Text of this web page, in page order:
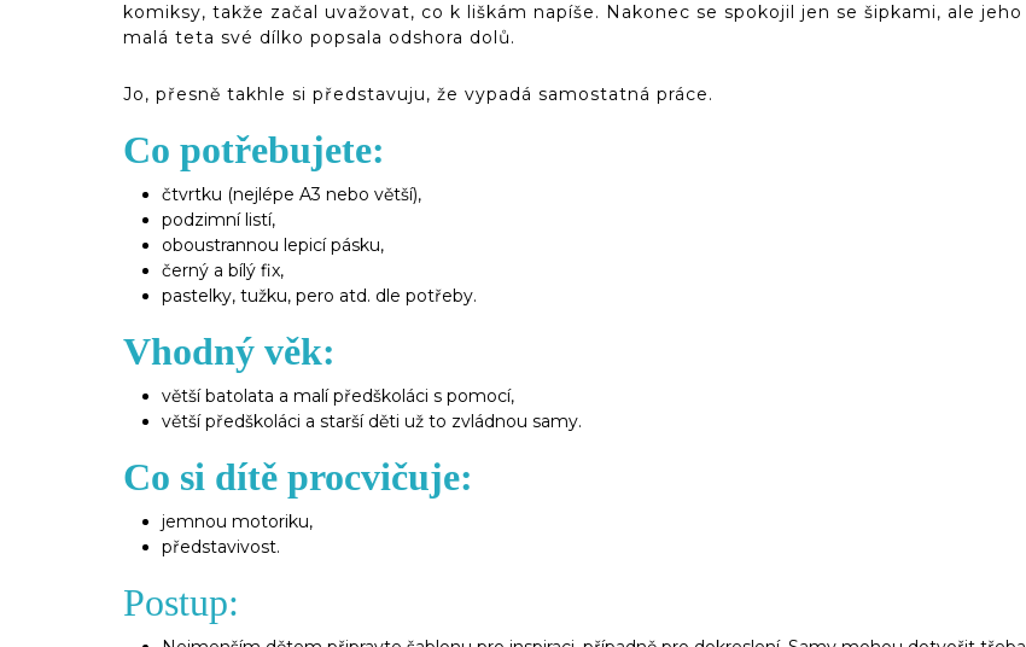
komiksy, takže začal uvažovat, co k liškám napíše. Nakonec se spokojil jen se šipkami, ale jeho
malá teta své dílko popsala odshora dolů.
Jo, přesně takhle si představuju, že vypadá samostatná práce.
Co potřebujete:
čtvrtku (nejlépe A3 nebo větší),
podzimní listí,
oboustrannou lepicí pásku,
černý a bílý fix,
pastelky, tužku, pero atd. dle potřeby.
Vhodný věk:
větší batolata a malí předškoláci s pomocí,
větší předškoláci a starší děti už to zvládnou samy.
Co si dítě procvičuje:
jemnou motoriku,
představivost.
Postup: